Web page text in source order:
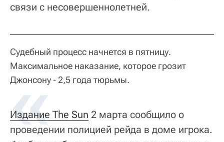
связи с несовершеннолетней.
Судебный процесс начнется в пятницу.
Максимальное наказание, которое грозит
Джонсону - 2,5 года тюрьмы.
Издание The Sun 2 марта сообщило о
проведении полицией рейда в доме игрока.